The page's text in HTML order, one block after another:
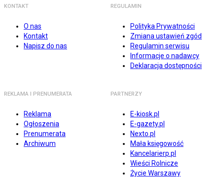
KONTAKT
O nas
Kontakt
Napisz do nas
REGULAMIN
Polityka Prywatności
Zmiana ustawień zgód
Regulamin serwisu
Informacje o nadawcy
Deklaracja dostępności
REKLAMA I PRENUMERATA
Reklama
Ogłoszenia
Prenumerata
Archiwum
PARTNERZY
E-kiosk.pl
E-gazety.pl
Nexto.pl
Mała księgowość
Kancelarierp.pl
Wieści Rolnicze
Życie Warszawy